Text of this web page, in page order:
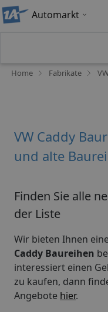
Automarkt
Home Fabrikate
VW Caddy
und alte
Finden Sie alle
der Liste
Wir bieten Ihnen
Caddy Baureihen
interessiert einen
zu kaufen, dann
Angebote hier.